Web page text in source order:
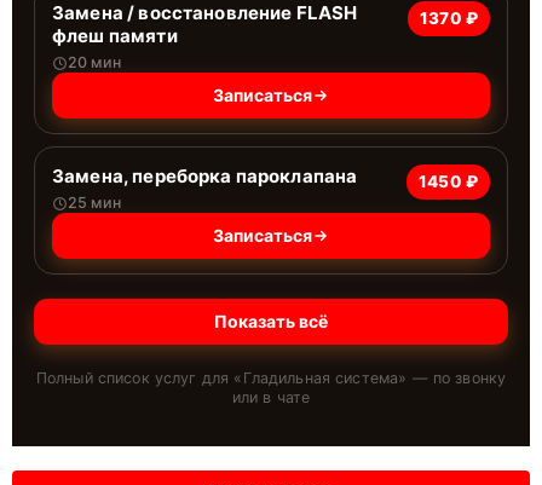
Замена / восстановление FLASH
флеш памяти
20 мин
1370 ₽
Записаться
Замена, переборка пароклапана
25 мин
1450 ₽
Записаться
Показать всё
Полный список услуг для « Гладильная система» — по звонку
или в чате